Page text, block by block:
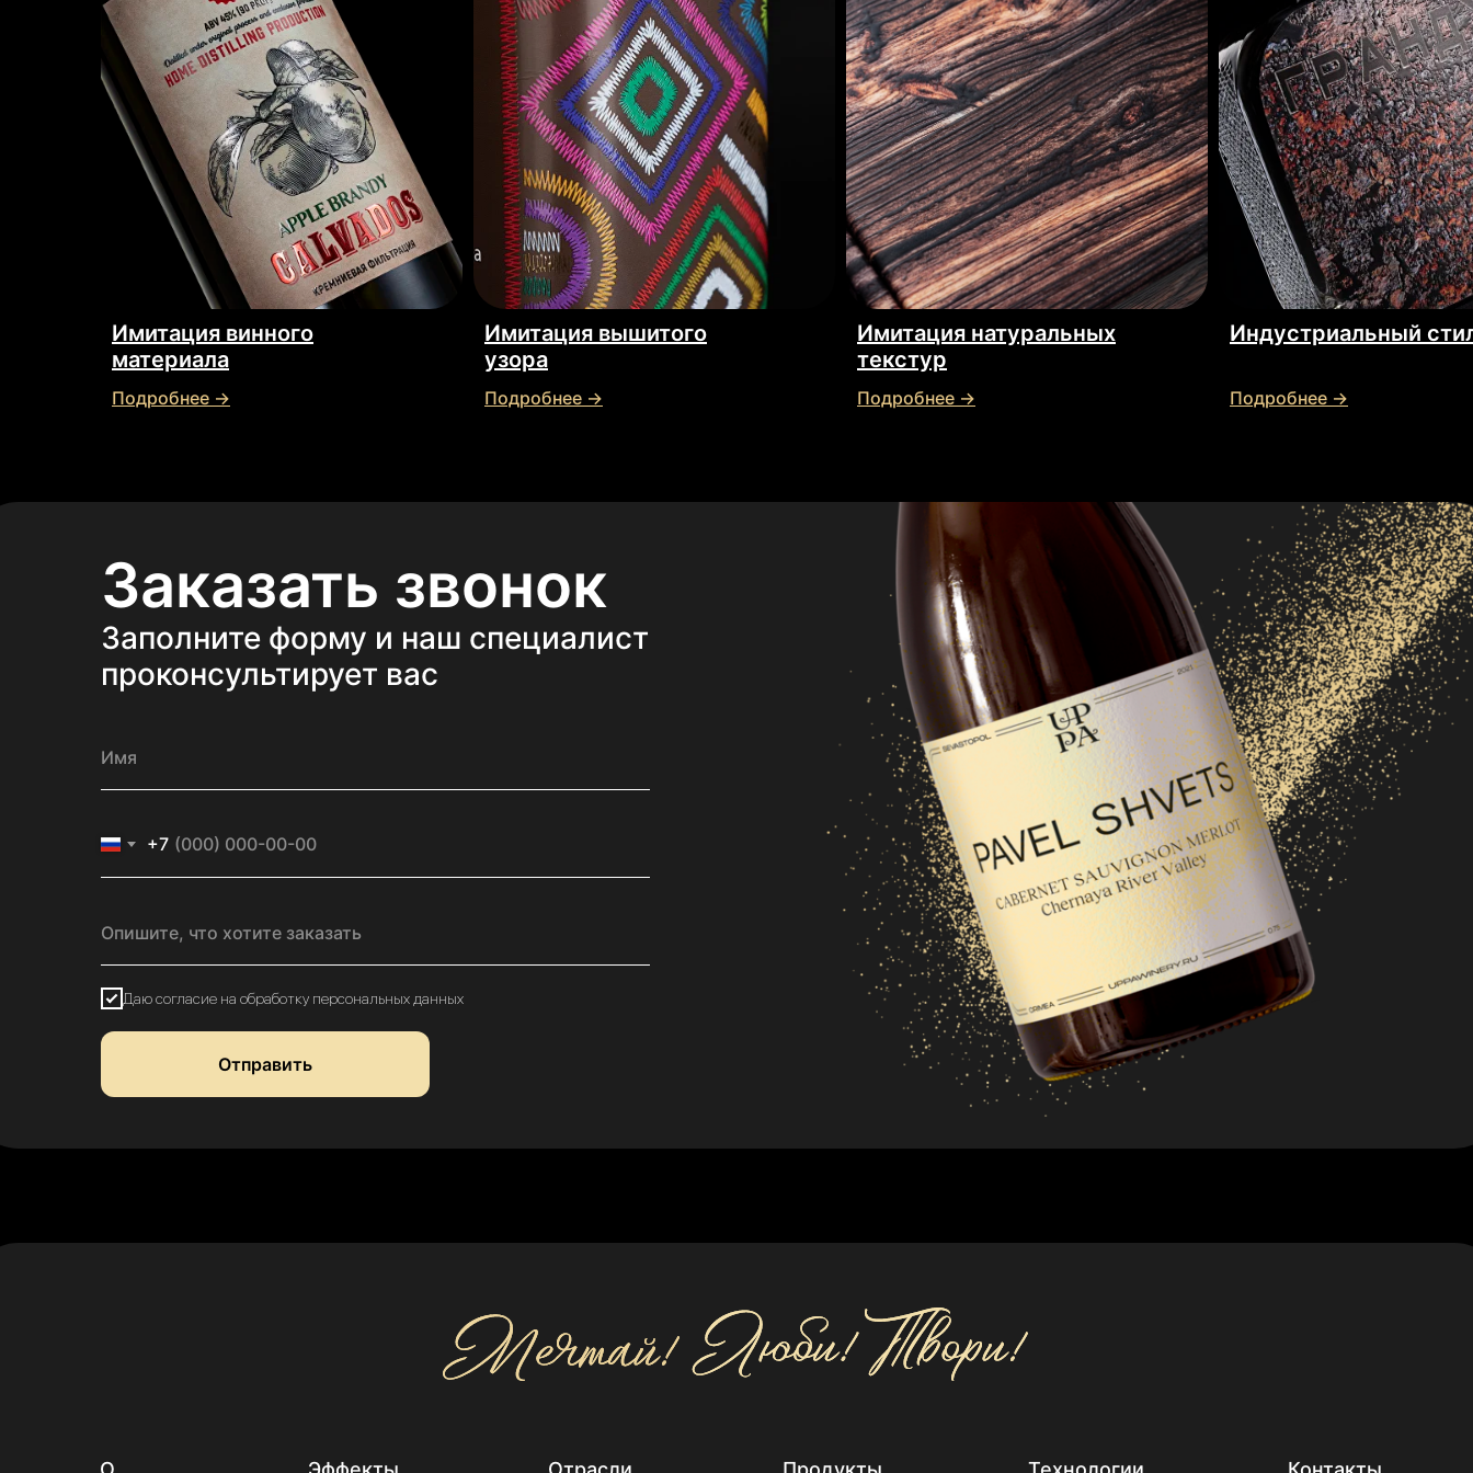
Имитация винного
материала
Подробнее →
Имитация вышитого
узора
Подробнее →
Имитация натуральных
текстур
Подробнее →
Индустриальный
Подробнее →
Заказать звонок
Заполните форму и наш специалист
проконсультирует вас
+7
Даю согласие на обработку персональных данных
Отправить